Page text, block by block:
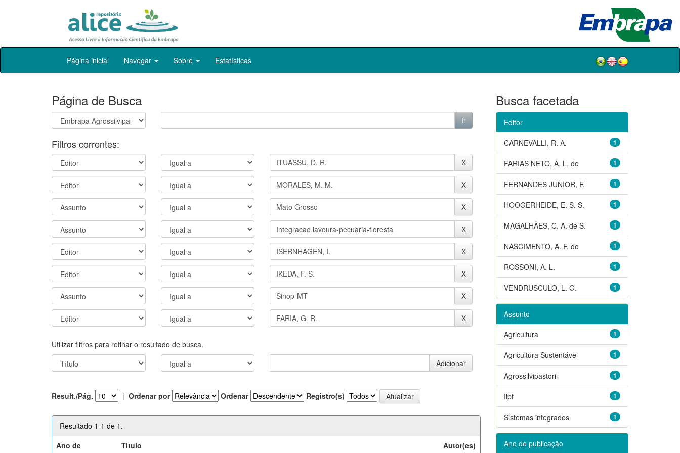
Skip
Página inicial Navegar Sobre Estatísticas
Página de Busca
Filtros correntes:
Utilizar filtros para refinar o resultado de busca.
Result./Pág. | Ordenar por Ordenar Registro(s)
Resultado 1-1 de 1.
Ano de
Título Autor(es)
Busca facetada
Editor
1
CARNEVALLI, R. A.
1
FARIAS NETO, A. L. de
1
FERNANDES JUNIOR, F.
1
HOOGERHEIDE, E. S. S.
1
MAGALHÃES, C. A. de S.
1
NASCIMENTO, A. F. do
1
ROSSONI, A. L.
1
VENDRUSCULO, L. G.
Assunto
1
Agricultura
1
Agricultura Sustentável
1
Agrossilvipastoril
1
Ilpf
1
Sistemas integrados
Ano de publicação